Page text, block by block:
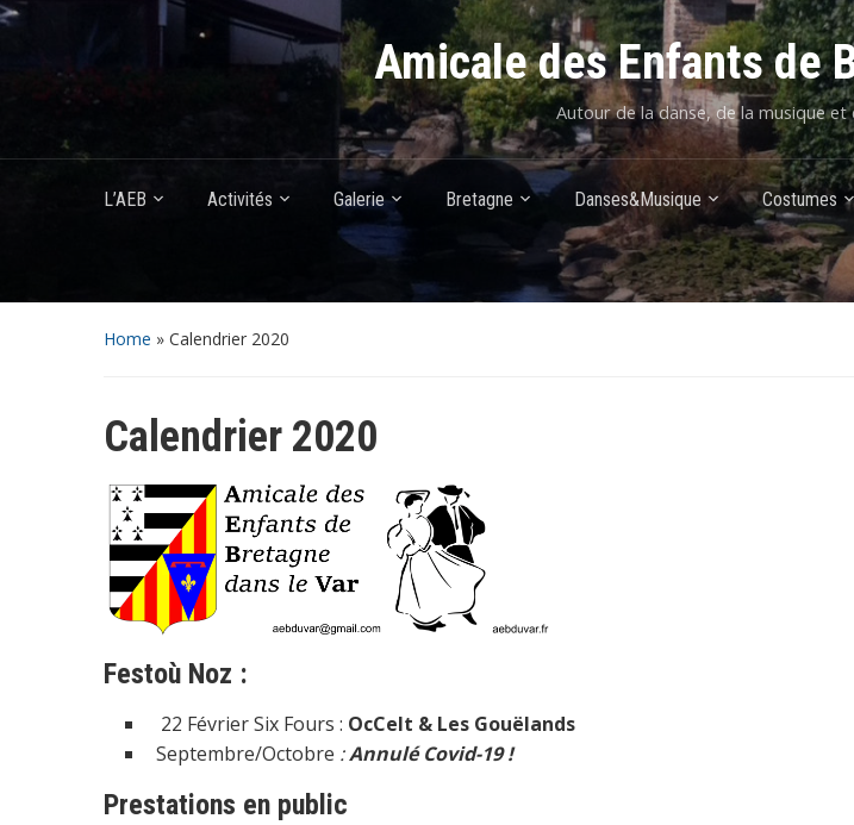
Amicale des Enfants de
Autour de la danse, de la musique
L’AEB Activités Galerie Bretagne Danses&Musique Costumes
Home » Calendrier 2020
Calendrier 2020
Festoù Noz :
22 Février Six Fours : OcCelt & Les Gouëlands
Septembre/Octobre :Annulé Covid-19 !
Prestations en public